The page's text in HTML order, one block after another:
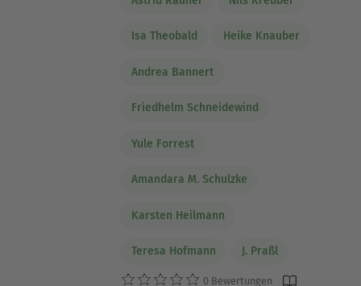
Isa Theobald Heike Knauber
Andrea Bannert
Friedhelm Schneidewind
Yule Forrest
Amandara M. Schulzke
Karsten Heilmann
Teresa Hofmann J. Praßl
0 Bewertungen